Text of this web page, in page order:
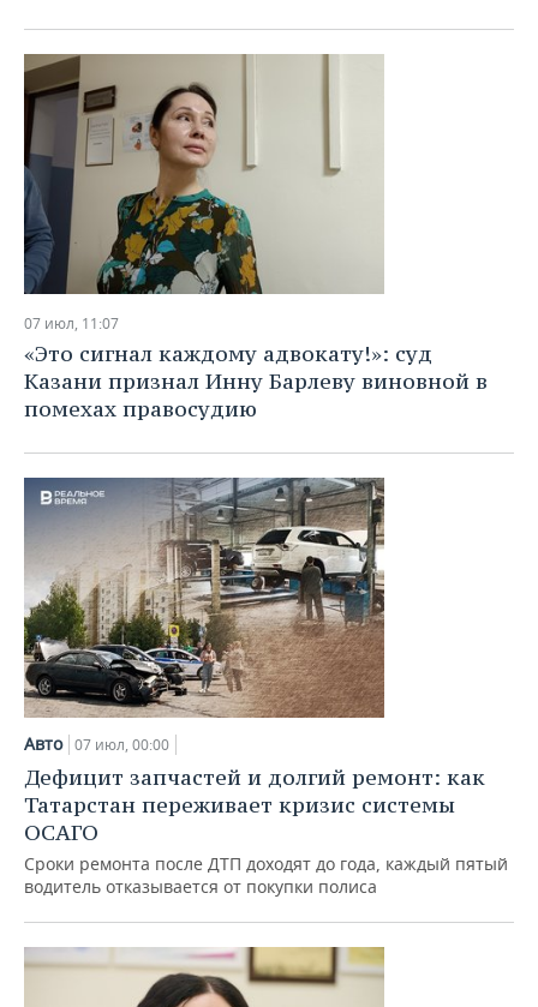
07 июл, 11:07
«Это сигнал каждому адвокату!»: суд
Казани признал Инну Барлеву виновной в
помехах правосудию
Авто 07 июл, 00:00
Дефицит запчастей и долгий ремонт: как
Татарстан переживает кризис системы
ОСАГО
Сроки ремонта после ДТП доходят до года, каждый пятый
водитель отказывается от покупки полиса